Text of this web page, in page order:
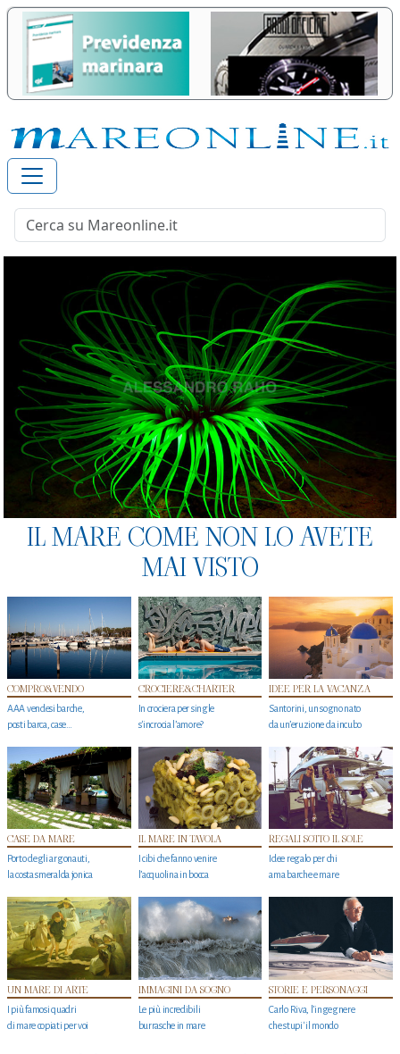
IL MARE COME NON LO AVETE
MAI VISTO
COMPRO&VENDO
AAA vendesi barche,
posti barca, case…
CROCIERE&CHARTER
In crociera per single
s'incrocia l’amore?
IDEE PER LA VACANZA
Santorini, un sogno nato
da un’eruzione da incubo
CASE DA MARE
Porto degli argonauti,
la costa smeralda jonica
IL MARE IN TAVOLA
I cibi che fanno venire
l’acquolina in bocca
REGALI SOTTO IL SOLE
Idee regalo per chi
ama barche e mare
UN MARE DI ARTE
I più famosi quadri
di mare copiati per voi
IMMAGINI DA SOGNO
Le più incredibili
burrasche in mare
STORIE E PERSONAGGI
Carlo Riva, l’ingegnere
che stupi' il mondo